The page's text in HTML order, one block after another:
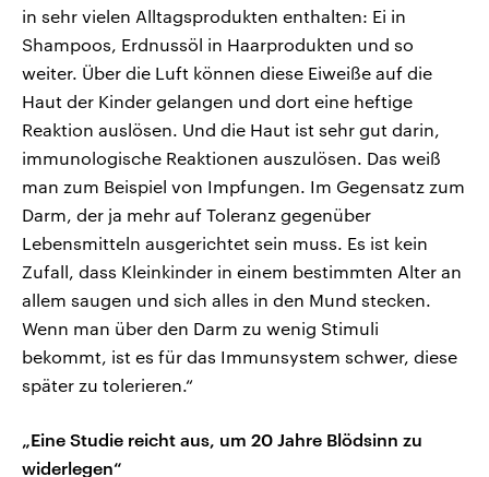
in sehr vielen Alltagsprodukten enthalten: Ei in
Shampoos, Erdnussöl in Haarprodukten und so
weiter. Über die Luft können diese Eiweiße auf die
Haut der Kinder gelangen und dort eine heftige
Reaktion auslösen. Und die Haut ist sehr gut darin,
immunologische Reaktionen auszulösen. Das weiß
man zum Beispiel von Impfungen. Im Gegensatz zum
Darm, der ja mehr auf Toleranz gegenüber
Lebensmitteln ausgerichtet sein muss. Es ist kein
Zufall, dass Kleinkinder in einem bestimmten Alter an
allem saugen und sich alles in den Mund stecken.
Wenn man über den Darm zu wenig Stimuli
bekommt, ist es für das Immunsystem schwer, diese
später zu tolerieren.“
„Eine Studie reicht aus, um 20 Jahre Blödsinn zu
widerlegen“